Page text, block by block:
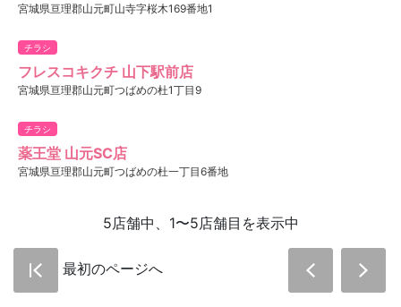
宮城県亘理郡山元町山寺字桜木169番地1
チラシ
フレスコキクチ 山下駅前店
宮城県亘理郡山元町つばめの杜1丁目9
チラシ
薬王堂 山元SC店
宮城県亘理郡山元町つばめの杜一丁目6番地
5店舗中、1〜5店舗目を表示中
最初のページへ